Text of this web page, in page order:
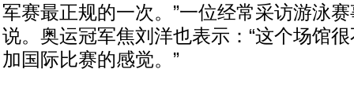
军赛最正规的一次。”一位经常采访游泳
说。奥运冠军焦刘洋也表示：“这个场馆
加国际比赛的感觉。”